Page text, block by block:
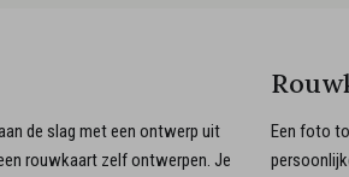
de slag met een ontwerp uit
rouwkaart zelf ontwerpen. Je
Een foto